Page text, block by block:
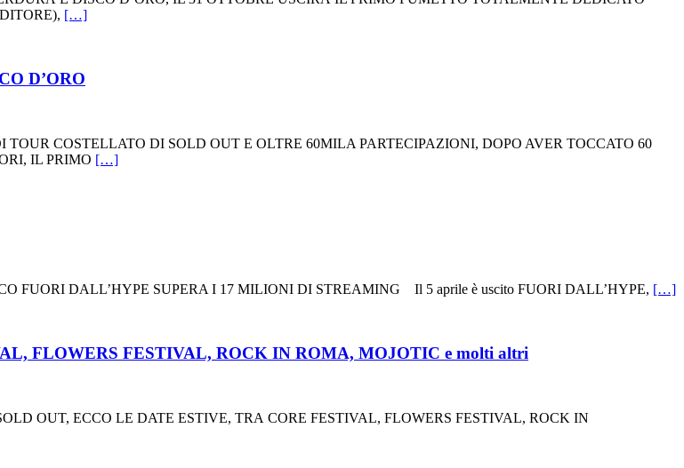
[…]
D’ORO
COSTELLATO DI SOLD OUT E OLTRE 60MILA PARTECIPAZIONI, DOPO AVER TOCCATO 60
IL PRIMO […]
FUORI DALL’HYPE SUPERA I 17 MILIONI DI STREAMING Il 5 aprile è uscito FUORI DALL’HYPE, […]
FLOWERS FESTIVAL, ROCK IN ROMA, MOJOTIC e molti altri
OUT, ECCO LE DATE ESTIVE, TRA CORE FESTIVAL, FLOWERS FESTIVAL, ROCK IN